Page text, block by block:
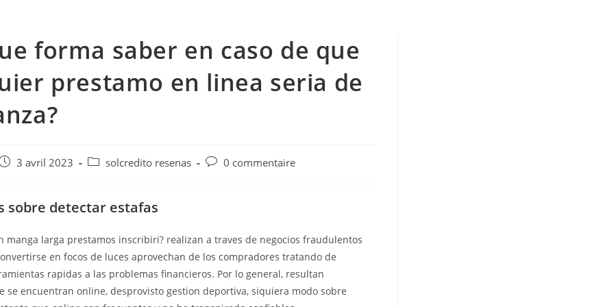
forma saber en caso de que
prestamo en linea seri­a de
3 avril 2023
Postsolcredito resenas
Post0 commentaire
sobre detectar estafas
manga larga prestamos inscribiri? realizan a traves de negocios fraudulentos
en focos de luces aprovechan de los compradores tratando de
rapidas a las problemas financieros. Por lo general, resultan
se encuentran online, desprovisto gestion deportiva, siquiera modo sobre